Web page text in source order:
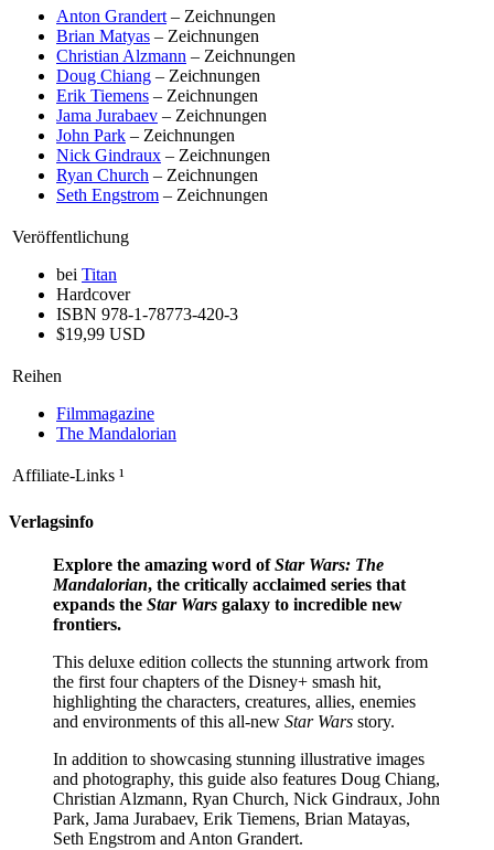
Anton Grandert – Zeichnungen
Brian Matyas – Zeichnungen
Christian Alzmann – Zeichnungen
Doug Chiang – Zeichnungen
Erik Tiemens – Zeichnungen
Jama Jurabaev – Zeichnungen
John Park – Zeichnungen
Nick Gindraux – Zeichnungen
Ryan Church – Zeichnungen
Seth Engstrom – Zeichnungen
Veröffentlichung
bei Titan
Hardcover
ISBN 978-1-78773-420-3
$19,99 USD
Reihen
Filmmagazine
The Mandalorian
Affiliate-Links ¹
Verlagsinfo
Explore the amazing word ofStar Wars: The
Mandalorian, the critically acclaimed series that
expands the Star Wars galaxy to incredible new
frontiers.
This deluxe edition collects the stunning artwork from
the first four chapters of the Disney+ smash hit,
highlighting the characters, creatures, allies, enemies
and environments of this all-new Star Wars story.
In addition to showcasing stunning illustrative images
and photography, this guide also features Doug Chiang,
Christian Alzmann, Ryan Church, Nick Gindraux, John
Park, Jama Jurabaev, Erik Tiemens, Brian Matayas,
Seth Engstrom and Anton Grandert.